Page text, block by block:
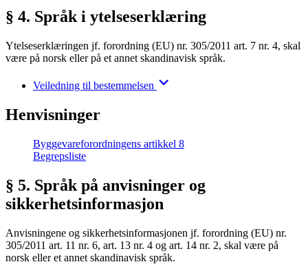
§ 4. Språk i ytelseserklæring
Ytelseserklæringen jf. forordning (EU) nr. 305/2011 art. 7 nr. 4, skal
være på norsk eller på et annet skandinavisk språk.
Veiledning til bestemmelsen
Henvisninger
Byggevareforordningens artikkel 8
Begrepsliste
§ 5. Språk på anvisninger og
sikkerhetsinformasjon
Anvisningene og sikkerhetsinformasjonen jf. forordning (EU) nr.
305/2011 art. 11 nr. 6, art. 13 nr. 4 og art. 14 nr. 2, skal være på
norsk eller et annet skandinavisk språk.